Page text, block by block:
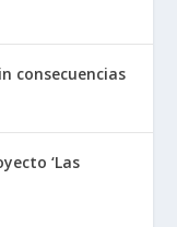
consecuencias
‘Las